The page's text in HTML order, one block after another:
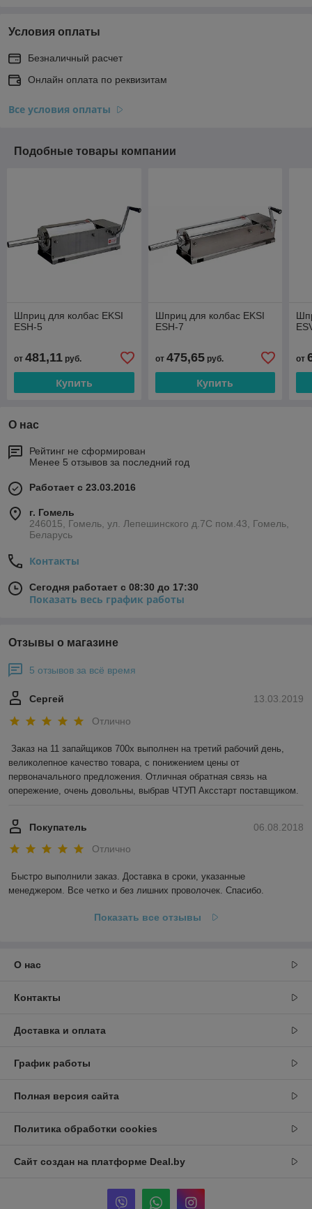
Условия оплаты
Безналичный расчет
Онлайн оплата по реквизитам
Все условия оплаты
Подобные товары компании
Шприц для колбас EKSI
ESH-5
от 481,11 руб.
Купить
Шприц для колбас EKSI
ESH-7
от 475,65руб.
Купить
от
О нас
Рейтинг не сформирован
Менее 5 отзывов за последний год
Работает с 23.03.2016
г. Гомель
246015, Гомель, ул. Лепешинского д.7С пом.43, Гомель,
Беларусь
Контакты
Сегодня работает с 08:30 до 17:30
Показать весь график работы
Отзывы о магазине
5 отзывов за всё время
13.03.2019
Сергей
Отлично
Заказ на 11 запайщиков 700х выполнен на третий рабочий день,
великолепное качество товара, с понижением цены от
первоначального предложения. Отличная обратная связь на
опережение, очень довольны, выбрав ЧТУП Аксстарт поставщиком.
06.08.2018
Покупатель
Отлично
Быстро выполнили заказ. Доставка в сроки, указанные
менеджером. Все четко и без лишних проволочек. Спасибо.
Показать все отзывы
О нас
Контакты
Доставка и оплата
График работы
Полная версия сайта
Политика обработки cookies
Сайт создан на платформе Deal.by